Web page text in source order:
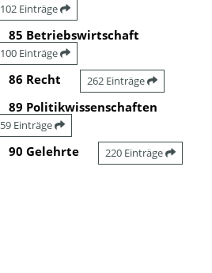
102 Einträge
85 Betriebswirtschaft
100 Einträge
86 Recht 262 Einträge
89 Politikwissenschaften
59 Einträge
90 Gelehrte 220 Einträge